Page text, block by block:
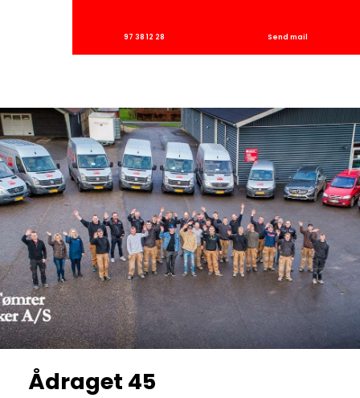
​97 38 12 28 Send mail
Ådraget 45